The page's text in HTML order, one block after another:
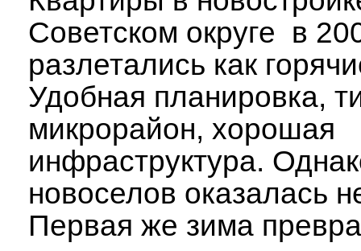
Советском округе в
разлетались как
Удобная планировка,
микрорайон, хорошая
инфраструктура.
новоселов оказалась
Первая же зима